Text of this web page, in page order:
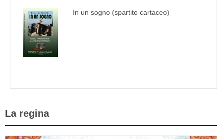
In un sogno (spartito cartaceo)
La regina